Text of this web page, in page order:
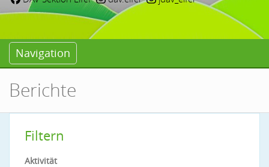
Navigation
Berichte
Filtern
Aktivität